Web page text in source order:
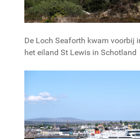
De Loch Seaforth kwam voorbij
het eiland St Lewis in Schotland